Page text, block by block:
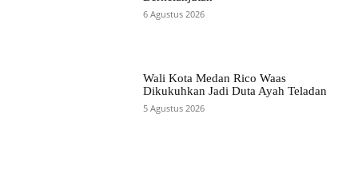
6 Agustus 2026
Wali Kota Medan Rico Waas
Dikukuhkan Jadi Duta Ayah Teladan
5 Agustus 2026